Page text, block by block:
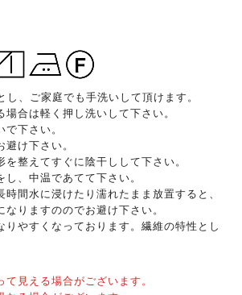
し、ご家庭でも手洗いして頂けます。
場合は軽く押し洗いして下さい。
で下さい。
避け下さい。
を整えてすぐに陰干しして下さい。
し、中温であてて下さい。
時間水に浸けたり濡れたまま放置すると、
りますののでお避け下さい。
りやすくなっております。繊維の特性とし
見える場合がございます。